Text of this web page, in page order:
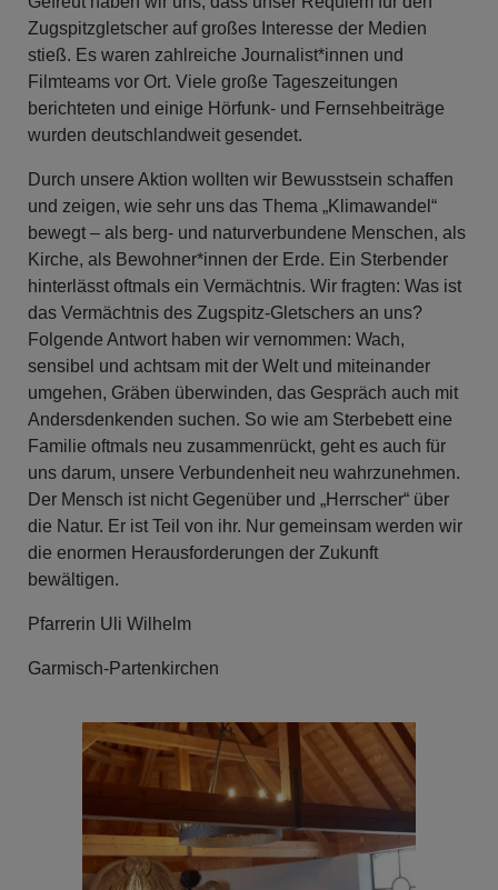
Zugspitzgletscher auf großes Interesse der Medien
stieß. Es waren zahlreiche Journalist*innen und
Filmteams vor Ort. Viele große Tageszeitungen
berichteten und einige Hörfunk- und Fernsehbeiträge
wurden deutschlandweit gesendet.
Durch unsere Aktion wollten wir Bewusstsein schaffen
und zeigen, wie sehr uns das Thema „Klimawandel“
bewegt – als berg- und naturverbundene Menschen, als
Kirche, als Bewohner*innen der Erde. Ein Sterbender
hinterlässt oftmals ein Vermächtnis. Wir fragten: Was ist
das Vermächtnis des Zugspitz-Gletschers an uns?
Folgende Antwort haben wir vernommen: Wach,
sensibel und achtsam mit der Welt und miteinander
umgehen, Gräben überwinden, das Gespräch auch mit
Andersdenkenden suchen. So wie am Sterbebett eine
Familie oftmals neu zusammenrückt, geht es auch für
uns darum, unsere Verbundenheit neu wahrzunehmen.
Der Mensch ist nicht Gegenüber und „Herrscher“ über
die Natur. Er ist Teil von ihr. Nur gemeinsam werden wir
die enormen Herausforderungen der Zukunft
bewältigen.
Pfarrerin Uli Wilhelm
Garmisch-Partenkirchen